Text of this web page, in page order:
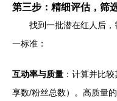
第三步：精细评估，筛
找到一批潜在红人后
一标准：
互动率与质量 ：计算并比
享数/粉丝总数）。高质量